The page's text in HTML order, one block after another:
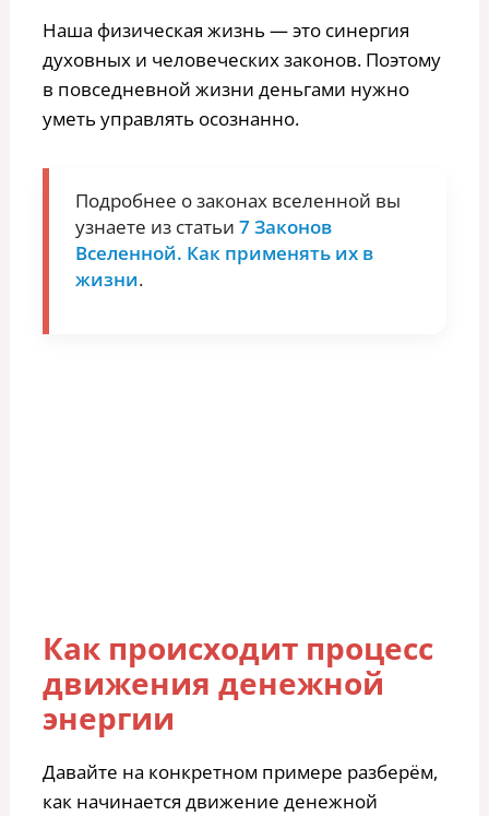
Наша физическая жизнь — это синергия
духовных и человеческих законов. Поэтому
в повседневной жизни деньгами нужно
уметь управлять осознанно.
Подробнее о законах вселенной вы
узнаете из статьи 7 Законов
Вселенной. Как применять их в
жизни.
Как происходит процесс
движения денежной
энергии
Давайте на конкретном примере разберём,
как начинается движение денежной